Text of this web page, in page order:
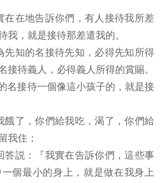
在在地告訴你們，有人接待我所差
我，就是接待那差遣我的。
先知的名接待先知，必得先知所得
接待義人，必得義人所得的賞賜。
名接待一個像這小孩子的，就是接
餓了，你們給我吃，渴了，你們給
我住；
答説：『我實在告訴你們，這些事
個最小的身上，就是做在我身上